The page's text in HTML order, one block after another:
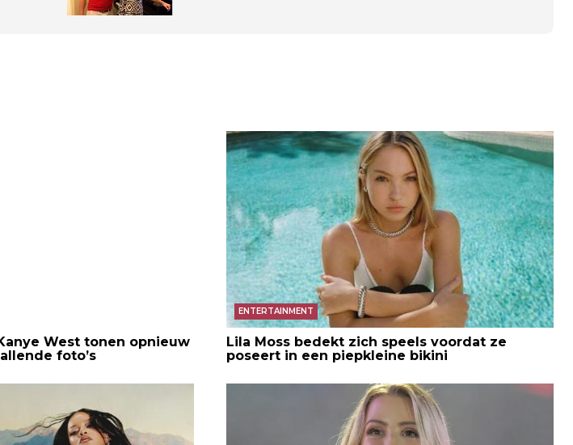
West tonen opnieuw
foto’s
ENTERTAINMENT
Lila Moss bedekt zich speels voordat ze
poseert in een piepkleine bikini